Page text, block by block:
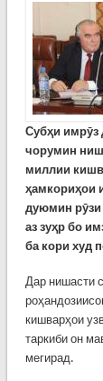
Субҳи имрӯз
чорумин
миллии
ҳамкориҳои
дуюмин рӯзи
аз зуҳр бо
ба кори худ
Дар нишасти
кишварҳои
таркиби он
мегирад.